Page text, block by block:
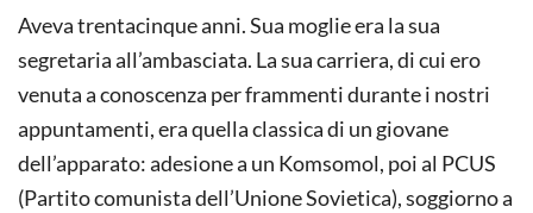
Aveva trentacinque anni. Sua moglie era la sua
segretaria all’ambasciata. La sua carriera, di cui ero
venuta a conoscenza per frammenti durante i nostri
appuntamenti, era quella classica di un giovane
dell’apparato: adesione a un Komsomol, poi al PCUS
(Partito comunista dell’Unione Sovietica), soggiorno a